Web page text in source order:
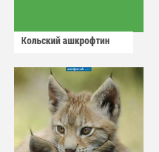
Кольский ашкрофтин